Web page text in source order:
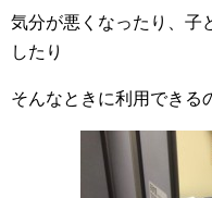
気分が悪くなったり、子
したり
そんなときに利用できる